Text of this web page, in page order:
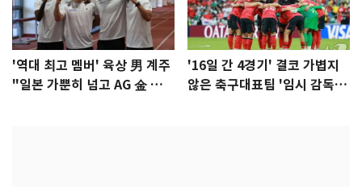
'역대 최고 멤버' 육상 男 계주
"일본 가뿐히 넘고 AG 金 따겠
'16일 간 4경기' 결코 가볍지
않은 축구대표팀 '임시 감독'